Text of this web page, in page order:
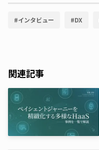
#インタビュー #DX
関連記事